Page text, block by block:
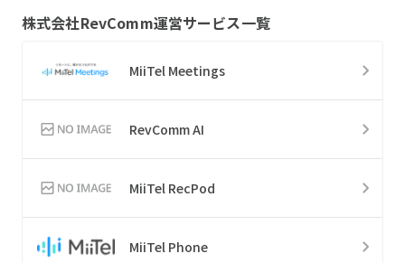
株式会社RevComm運営サービス一覧
MiiTel Meetings
RevComm AI
MiiTel RecPod
MiiTel Phone